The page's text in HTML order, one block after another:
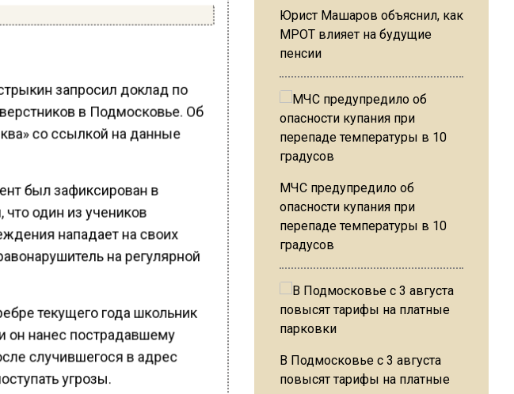
запросил доклад по
в Подмосковье. Об
со ссылкой на данные
был зафиксирован в
один из учеников
нападает на своих
на регулярной
текущего года школьник
он нанес пострадавшему
случившегося в адрес
угрозы.
Юрист Машаров объяснил, как
МРОТ влияет на будущие
пенсии
МЧС предупредило об
опасности купания при
перепаде температуры в 10
градусов
В Подмосковье с 3 августа
повысят тарифы на платные